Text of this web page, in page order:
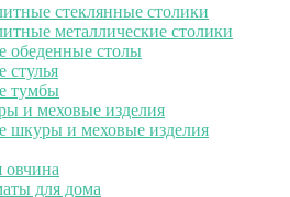
стеклянные столики
металлические столики
обеденные столы
стулья
тумбы
и меховые изделия
шкуры и меховые изделия
овчина
для дома